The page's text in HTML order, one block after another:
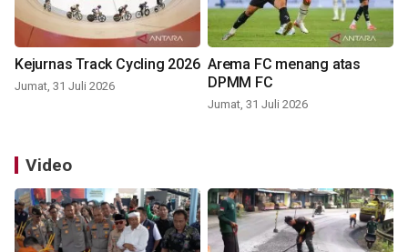
Kejurnas Track Cycling 2026
Jumat, 31 Juli 2026
Arema FC menang atas
DPMM FC
Jumat, 31 Juli 2026
Video